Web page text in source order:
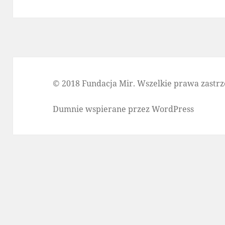
© 2018 Fundacja Mir. Wszelkie prawa
Dumnie wspierane przez WordPress